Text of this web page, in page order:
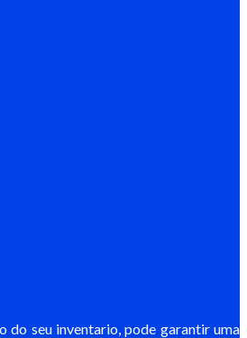
do seu inventario, pode garantir uma